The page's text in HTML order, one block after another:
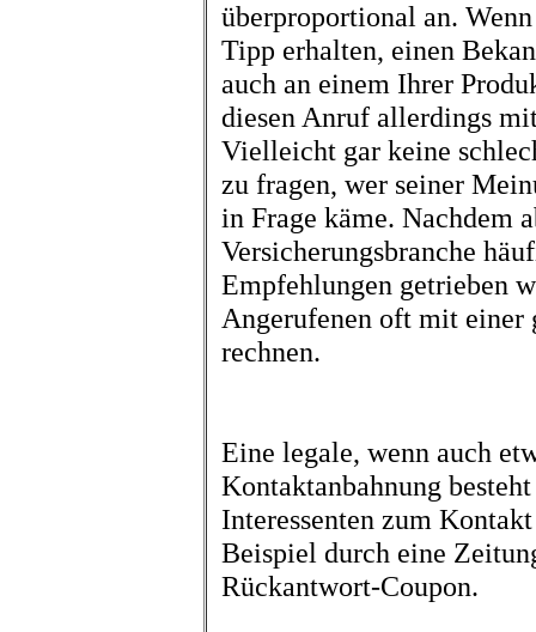
überproportional an.
Tipp erhalten, einen
auch an einem Ihrer
diesen Anruf allerdings
Vielleicht gar keine
zu fragen, wer seiner
in Frage käme. Nachdem
Versicherungsbranche
Empfehlungen getrieben
Angerufenen oft mit einer
rechnen.
Eine legale, wenn auch
Kontaktanbahnung
Interessenten zum
Beispiel durch eine
Rückantwort-Coupon.